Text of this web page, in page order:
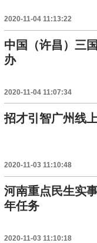
2020-11-04 11:13:22
中国（许昌）三
办
2020-11-04 11:07:34
招才引智广州线
2020-11-03 11:10:48
河南重点民生实
年任务
2020-11-03 11:10:18